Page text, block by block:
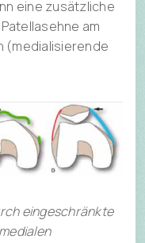
eine zusätzliche
am
(medialisierende
eingeschränkte